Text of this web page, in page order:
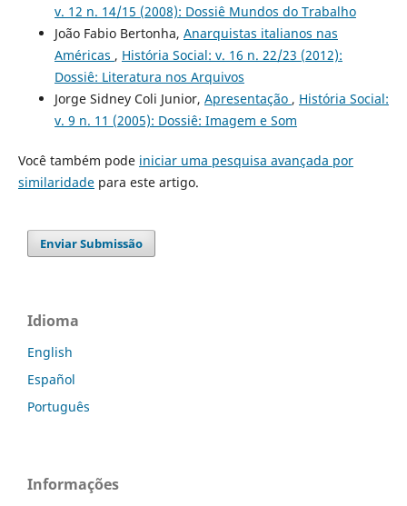
v. 12 n. 14/15 (2008): Dossiê Mundos do Trabalho
João Fabio Bertonha, Anarquistas italianos nas
Américas , História Social: v. 16 n. 22/23 (2012):
Dossiê: Literatura nos Arquivos
Jorge Sidney Coli Junior, Apresentação , História Social:
v. 9 n. 11 (2005): Dossiê: Imagem e Som
Você também pode iniciar uma pesquisa avançada por
similaridadepara este artigo.
Enviar Submissão
Idioma
English
Español
Português
Informações